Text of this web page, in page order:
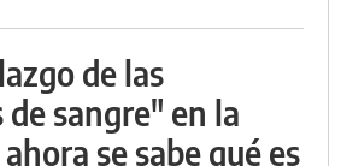
de las
sangre" en la
se sabe qué es